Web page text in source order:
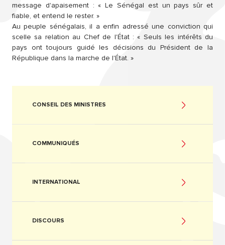
message d'apaisement : « Le Sénégal est un pays sûr et
fiable, et entend le rester. »
Au peuple sénégalais, il a enfin adressé une conviction qui
scelle sa relation au Chef de l'État : « Seuls les intérêts du
pays ont toujours guidé les décisions du Président de la
République dans la marche de l'État. »
CONSEIL DES MINISTRES
COMMUNIQUÉS
INTERNATIONAL
DISCOURS